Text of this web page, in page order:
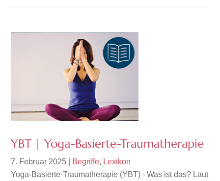
YBT | Yoga-Basierte-Traumatherapie
7. Februar 2025 Begriffe, Lexikon
Yoga-Basierte-Traumatherapie (YBT) - Was ist das? Laut